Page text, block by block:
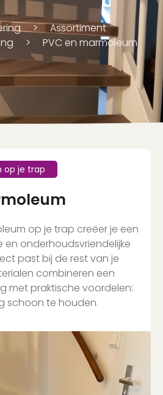
Assortiment
PVC en marmoleum
op je trap
op je trap creëer je een
en onderhoudsvriendelijke
past bij de rest van je
combineren een
met praktische voordelen:
schoon te houden.